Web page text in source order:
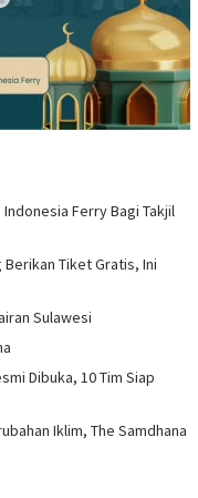
Indonesia Ferry Bagi Takjil
Berikan Tiket Gratis, Ini
Sulawesi
Dibuka, 10 Tim Siap
Iklim, The Samdhana